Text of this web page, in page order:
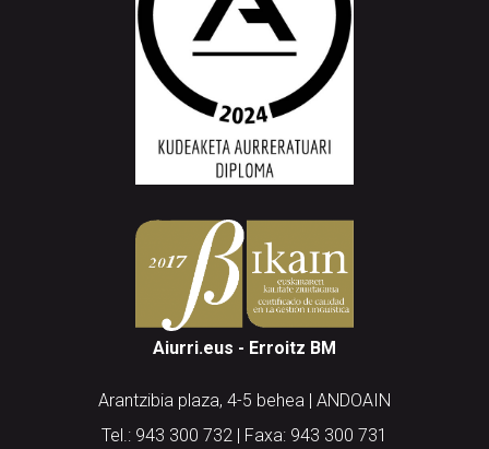
Aiurri.eus - Erroitz BM
Arantzibia plaza, 4-5 behea | ANDOAIN
Tel.: 943 300 732 | Faxa: 943 300 731